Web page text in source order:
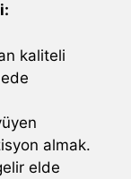
kaliteli
almak.
elde